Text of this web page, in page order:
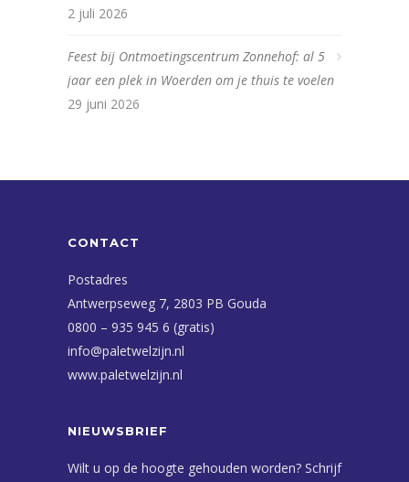
2 juli 2026
Feest bij Ontmoetingscentrum Zonnehof: al 5
jaar een plek in Woerden om je thuis te voelen
29 juni 2026
CONTACT
Postadres
Antwerpseweg 7, 2803 PB Gouda
0800 – 935 945 6 (gratis)
info@paletwelzijn.nl
www.paletwelzijn.nl
NIEUWSBRIEF
Wilt u op de hoogte gehouden worden? Schrijf